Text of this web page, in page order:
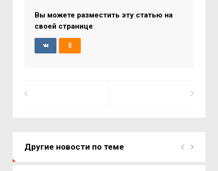
Вы можете разместить эту статью на
своей странице
Другие новости по теме